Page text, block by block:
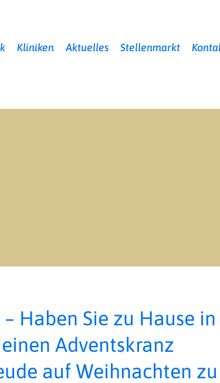
Kliniken Aktuelles Stellenmarkt
Haben Sie zu Hause
Adventskranz
auf Weihnachten zu